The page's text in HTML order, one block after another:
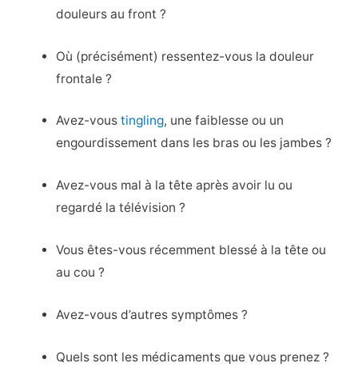
douleurs au front ?
Où (précisément) ressentez-vous la douleur
frontale ?
Avez-voustingling, une faiblesse ou un
engourdissement dans les bras ou les jambes ?
Avez-vous mal à la tête après avoir lu ou
regardé la télévision ?
Vous êtes-vous récemment blessé à la tête ou
au cou ?
Avez-vous d’autres symptômes ?
Quels sont les médicaments que vous prenez ?